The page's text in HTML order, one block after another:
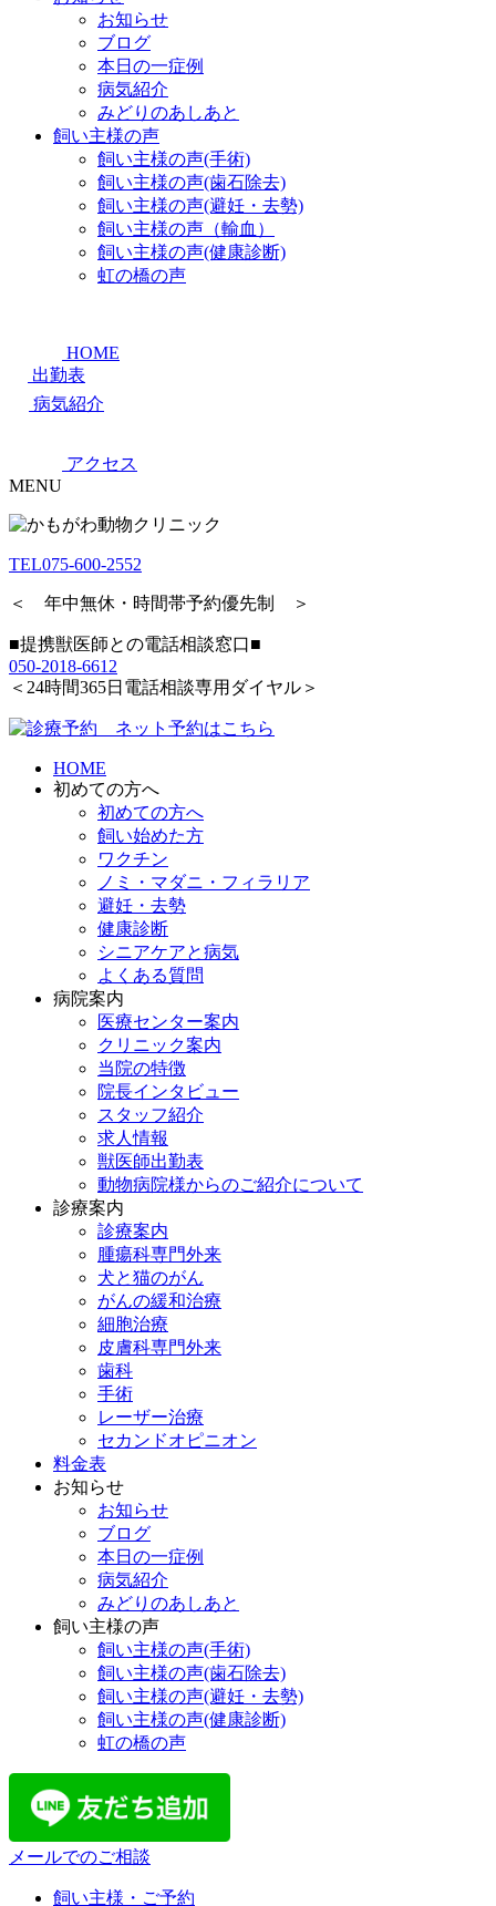
お知らせ
ブログ
本日の一症例
病気紹介
みどりのあしあと
飼い主様の声
飼い主様の声(手術)
飼い主様の声(歯石除去)
飼い主様の声(避妊・去勢)
飼い主様の声（輸血）
飼い主様の声(健康診断)
虹の橋の声
HOME
出勤表
病気紹介
アクセス
MENU
TEL075-600-2552
＜ 年中無休・時間帯予約優先制 ＞
■提携獣医師との電話相談窓口■
050-2018-6612
＜24時間365日電話相談専用ダイヤル＞
HOME
初めての方へ
初めての方へ
飼い始めた方
ワクチン
ノミ・マダニ・フィラリア
避妊・去勢
健康診断
シニアケアと病気
よくある質問
病院案内
医療センター案内
クリニック案内
当院の特徴
院長インタビュー
スタッフ紹介
求人情報
獣医師出勤表
動物病院様からのご紹介について
診療案内
診療案内
腫瘍科専門外来
犬と猫のがん
がんの緩和治療
細胞治療
皮膚科専門外来
歯科
手術
レーザー治療
セカンドオピニオン
料金表
お知らせ
お知らせ
ブログ
本日の一症例
病気紹介
みどりのあしあと
飼い主様の声
飼い主様の声(手術)
飼い主様の声(歯石除去)
飼い主様の声(避妊・去勢)
飼い主様の声(健康診断)
虹の橋の声
メールでのご相談
飼い主様・ご予約